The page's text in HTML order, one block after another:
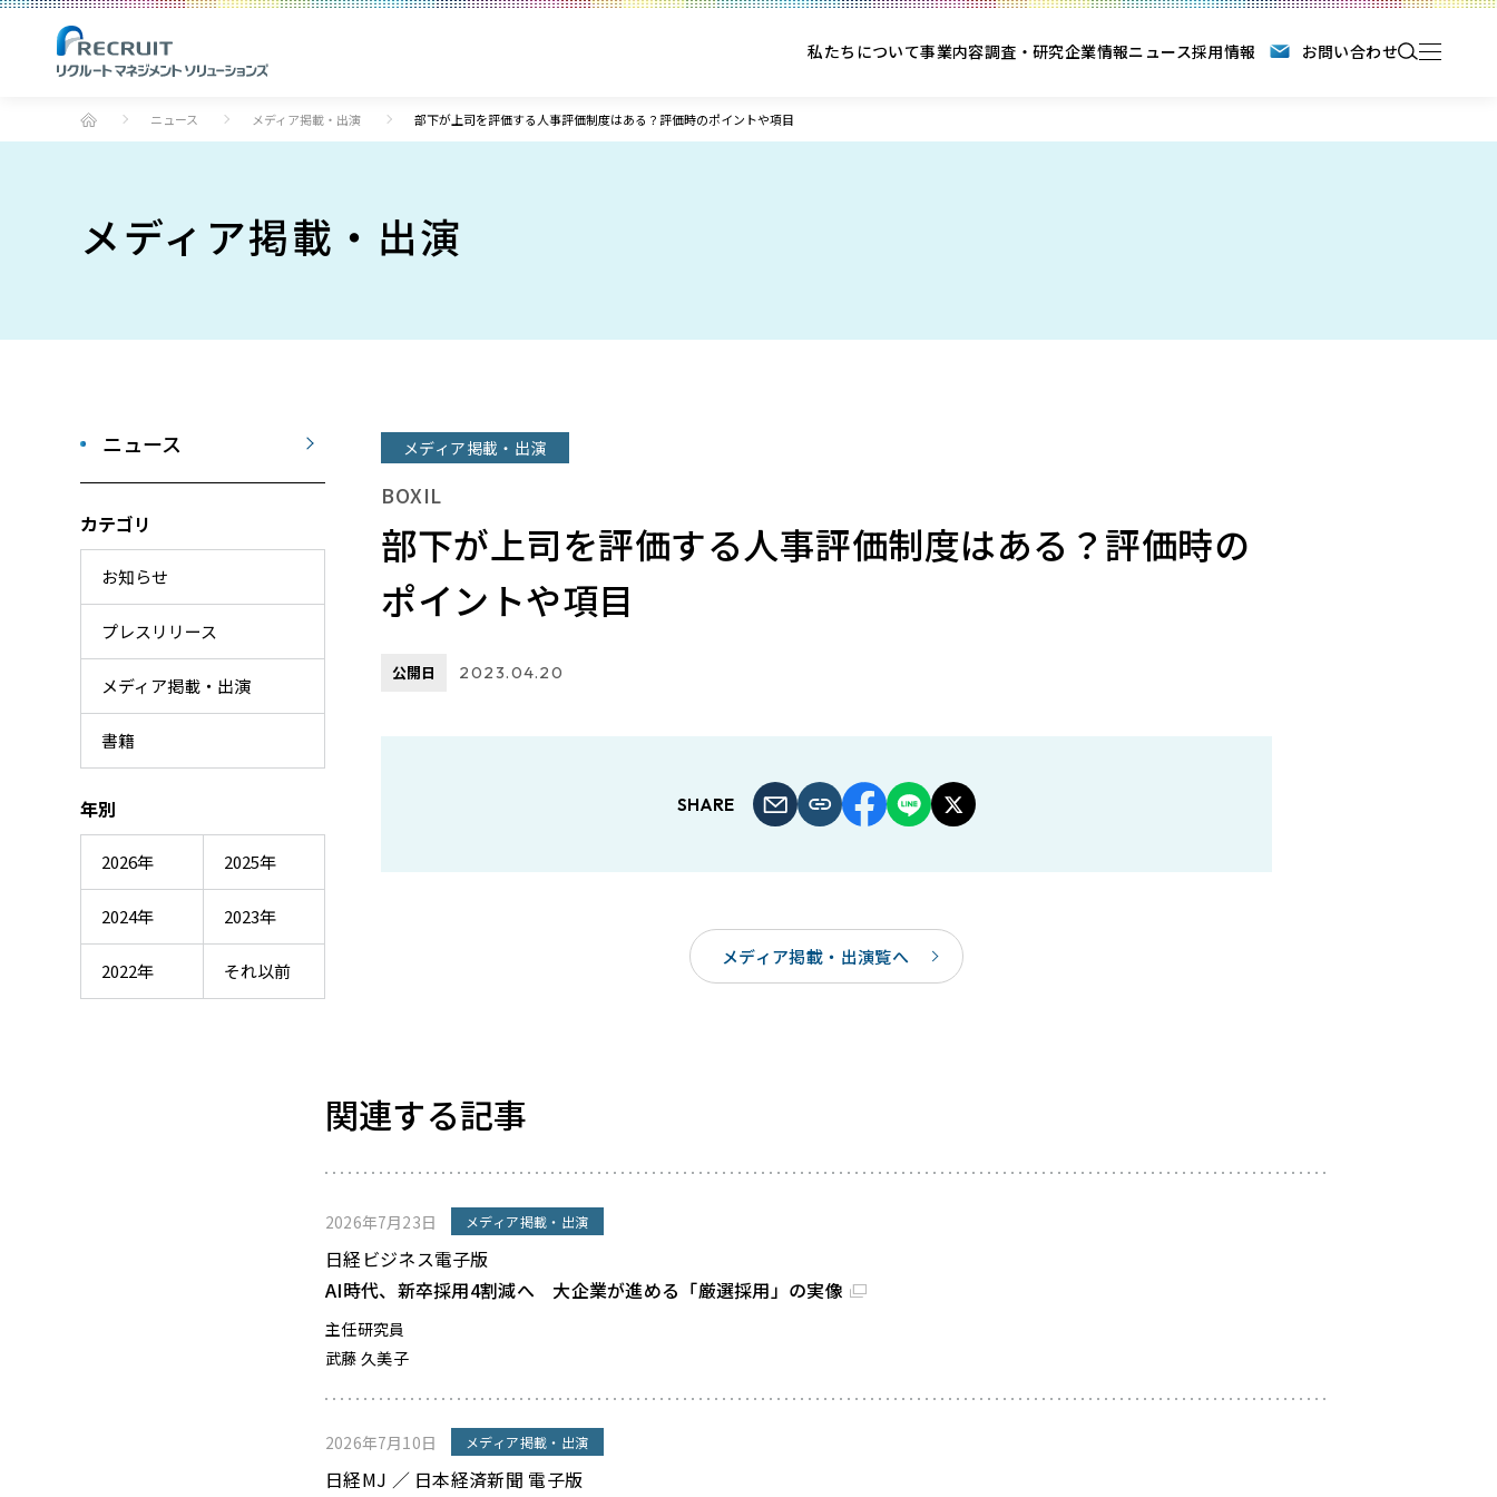
私たちについて事業内容調査・研究企業情報ニュース採用情報 お問い合わせ
ニュース メディア掲載・出演 部下が上司を評価する人事評価制度はある？評価時のポイントや項目
メディア掲載・出演
ニュース
カテゴリ
お知らせ
プレスリリース
メディア掲載・出演
書籍
年別
2026年 2025年
2024年 2023年
2022年 それ以前
メディア掲載・出演
BOXIL
部下が上司を評価する人事評価制度はある？評価時の
ポイントや項目
公開日 2023.04.20
SHARE
メディア掲載・出演覧へ
関連する記事
2026年7月23日 メディア掲載・出演
日経ビジネス電子版
AI時代、新卒採用4割減へ 大企業が進める「厳選採用」の実像
主任研究員
武藤 久美子
2026年7月10日 メディア掲載・出演
日経MJ ／ 日本経済新聞 電子版